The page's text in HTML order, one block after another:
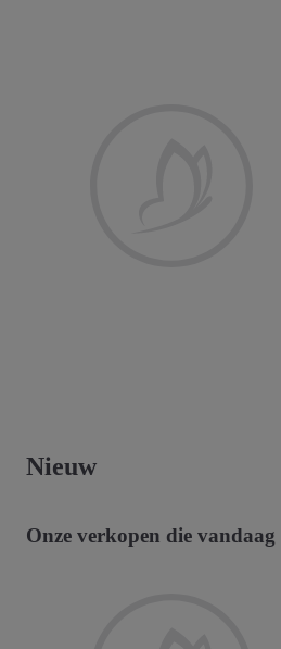
Nieuw
Onze verkopen die